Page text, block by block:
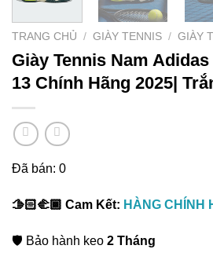
TRANG CHỦ / GIÀY TENNIS / GIÀY
Giày Tennis Nam
13 Chính Hãng 2025|
Đã bán: 0
🫱🏻‍🫲🏾 Cam Kết: HÀNG CHÍNH
🛡️ Bảo hành keo 2 Tháng